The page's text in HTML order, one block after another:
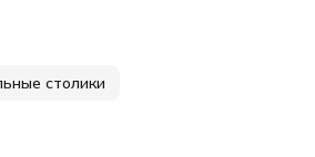
столики